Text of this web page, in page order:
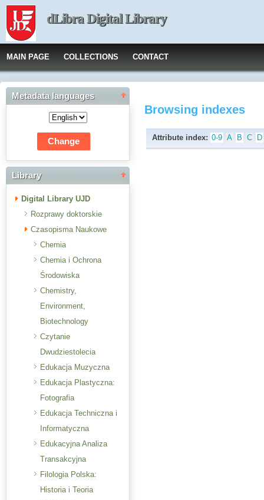
dLibra Digital Library
MAIN PAGE COLLECTIONS CONTACT
Metadata languages
Library
Digital Library UJD
Rozprawy doktorskie
Czasopisma Naukowe
Chemia
Chemia i Ochrona
Środowiska
Chemistry,
Environment,
Biotechnology
Czytanie
Dwudziestolecia
Edukacja Muzyczna
Edukacja Plastyczna:
Fotografia
Edukacja Techniczna i
Informatyczna
Edukacyjna Analiza
Transakcyjna
Filologia Polska:
Historia i Teoria
Browsing indexes
Attribute index: 0-9 A B C D